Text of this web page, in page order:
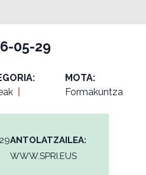
05-29
MOTA:
Formakuntza
ANTOLATZAILEA:
WWW.SPRI.EUS